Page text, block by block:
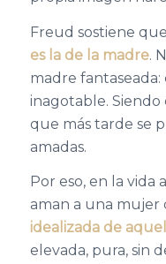
Freud sostiene que
es la de la madre.
madre
inagotable.
que más tarde se
amadas.
Por eso, en la
aman a una mujer
idealizada de
elevada, pura, sin